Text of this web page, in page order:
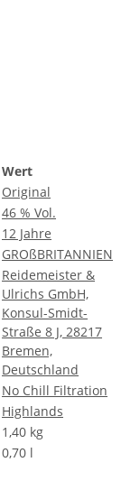
Wert
Original
46 % Vol.
12 Jahre
GROßBRITANNIEN
Reidemeister &
Ulrichs GmbH,
Konsul-Smidt-
Straße 8 J, 28217
Bremen,
Deutschland
No Chill Filtration
Highlands
1,40 kg
0,70 l